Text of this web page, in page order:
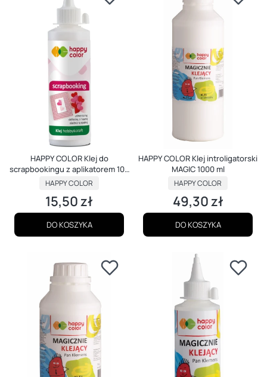
HAPPY COLOR Klej do
scrapbookingu z aplikatorem 100
g
PRODUCENT
HAPPY COLOR
Cena
15,50 zł
DO KOSZYKA
HAPPY COLOR Klej introligatorski
MAGIC 1000 ml
PRODUCENT
HAPPY COLOR
Cena
49,30 zł
DO KOSZYKA